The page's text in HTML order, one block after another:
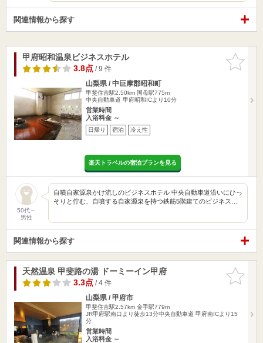
関連情報から探す
お気に入
りに追加
甲府昭和温泉ビジネスホテル
3.8点/ 9 件
山梨県 / 中巨摩郡昭和町
甲斐住吉駅2.50km 国母駅775m
中央自動車道 甲府昭和ICより10分
営業時間
入浴料金 ～
日帰り 宿泊 冷え性
楽天トラベルの宿泊プランを見る
50代～
男性
自噴自家源泉かけ流しのビジネスホテル 中央自動車道沿いにひっ
そりと佇む、自噴する自家源泉を持つ鉄筋5階建てのビジネス…
関連情報から探す
お気に入
りに追加
天然温泉 甲斐路の湯 ドーミーイン甲府
3.3点/ 4 件
山梨県 / 甲府市
甲斐住吉駅2.57km 金手駅779m
JR甲府駅南口より徒歩13分中央自動車道 甲府南ICより15
分
営業時間
入浴料金 ～